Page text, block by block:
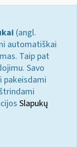
(angl.
automatiškai
Taip pat
Savo
Slapukų